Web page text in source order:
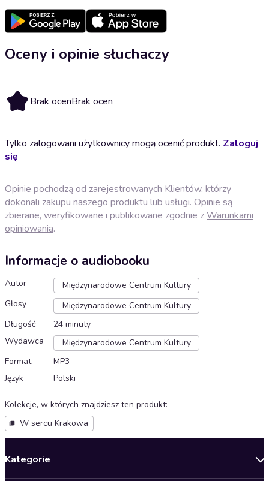
Oceny i opinie słuchaczy
Brak ocenBrak ocen
Tylko zalogowani użytkownicy mogą ocenić produkt. Zaloguj
się
Opinie pochodzą od zarejestrowanych Klientów, którzy
dokonali zakupu naszego produktu lub usługi. Opinie są
zbierane, weryfikowane i publikowane zgodnie zWarunkami
opiniowania.
Informacje o audiobooku
Autor
Międzynarodowe Centrum Kultury
Głosy
Międzynarodowe Centrum Kultury
Długość
24 minuty
Wydawca
Międzynarodowe Centrum Kultury
Format
MP3
Język
Polski
Kolekcje, w których znajdziesz ten produkt:
W sercu Krakowa
Kategorie